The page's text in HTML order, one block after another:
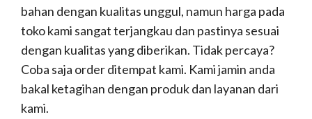
bahan dengan kualitas unggul, namun harga pada
toko kami sangat terjangkau dan pastinya sesuai
dengan kualitas yang diberikan. Tidak percaya?
Coba saja order ditempat kami. Kami jamin anda
bakal ketagihan dengan produk dan layanan dari
kami.